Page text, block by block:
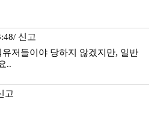
신고
저들이야 당하지 않겠지만, 일반
..
고